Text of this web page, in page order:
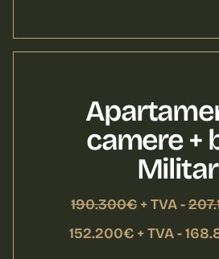
camere +
190.300€ + TVA -
152.200€ + TVA -